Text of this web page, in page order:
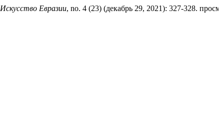
Искусство Евразии, no. 4 (23) (декабрь 29, 2021): 327-328.